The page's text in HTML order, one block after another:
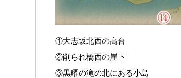
①大志坂北西の高台
②削られ橋西の崖下
③黒曜の滝の北にある小島